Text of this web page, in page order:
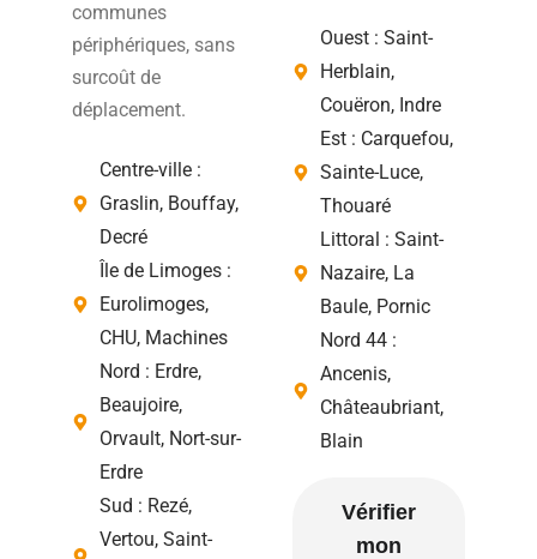
communes
périphériques, sans
surcoût de
déplacement.
Centre-ville :
Graslin, Bouffay,
Decré
Île de Limoges :
Eurolimoges,
CHU, Machines
Nord : Erdre,
Beaujoire,
Orvault, Nort-sur-
Erdre
Sud : Rezé,
Vertou, Saint-
Ouest : Saint-
Herblain,
Couëron, Indre
Est : Carquefou,
Sainte-Luce,
Thouaré
Littoral : Saint-
Nazaire, La
Baule, Pornic
Nord 44 :
Ancenis,
Châteaubriant,
Blain
Vérifier
mon